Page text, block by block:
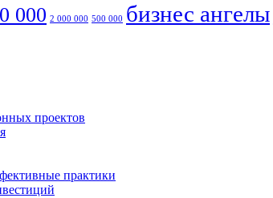
000 2 000 000 500 000 бизнес ангелы
проектов
практики